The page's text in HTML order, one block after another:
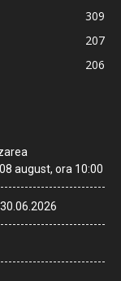
309
207
206
august, ora 10:00